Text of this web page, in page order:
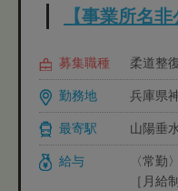
【事業所名非
募集職種 柔道整
勤務地 兵庫県
最寄駅 山陽垂
給与
〈常勤〉
［月給